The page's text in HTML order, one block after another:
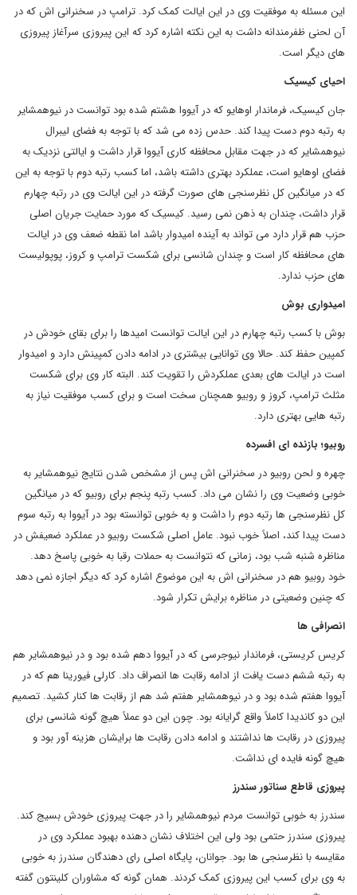
این مسئله به موفقیت وی در این ایالت کمک کرد. ترامپ در سخنرانی اش که در
آن لحنی ظفرمندانه داشت به این نکته اشاره کرد که این پیروزی سرآغاز پیروزی
های دیگر است.
احیای کیسیک
جان کیسیک، فرماندار اوهایو که در آیووا هشتم شده بود توانست در نیوهمشایر
به رتبه دوم دست پیدا کند. حدس زده می شد که با توجه به فضای لیبرال
نیوهمشایر که در جهت مقابل محافظه کاری آیووا قرار داشت و ایالتی نزدیک به
فضای اوهایو است، عملکرد بهتری داشته باشد، اما کسب رتبه دوم با توجه به این
که در میانگین کل نظرسنجی های صورت گرفته در این ایالت وی در رتبه چهارم
قرار داشت، چندان به ذهن نمی رسید. کیسیک که مورد حمایت جریان اصلی
حزب هم قرار دارد می تواند به آینده امیدوار باشد اما نقطه ضعف وی در ایالت
های محافظه کار است و چندان شانسی برای شکست ترامپ و کروز، پوپولیست
های حزب ندارد.
امیدواری بوش
بوش با کسب رتبه چهارم در این ایالت توانست امیدها را برای بقای خودش در
کمپین حفظ کند. حالا وی توانایی بیشتری در ادامه دادن کمپینش دارد و امیدوار
است در ایالت های بعدی عملکردش را تقویت کند. البته کار وی برای شکست
مثلث ترامپ، کروز و روبیو همچنان سخت است و برای کسب موفقیت نیاز به
رتبه هایی بهتری دارد.
روبیو؛ بازنده ای افسرده
چهره و لحن روبیو در سخنرانی اش پس از مشخص شدن نتایج نیوهمشایر به
خوبی وضعیت وی را نشان می داد. کسب رتبه پنجم برای روبیو که در میانگین
کل نظرسنجی ها رتبه دوم را داشت و به خوبی توانسته بود در آیووا به رتبه سوم
دست پیدا کند، اصلاً خوب نبود. عامل اصلی شکست روبیو در عملکرد ضعیفش در
مناظره شنبه شب بود، زمانی که نتوانست به حملات رقبا به خوبی پاسخ دهد.
خود روبیو هم در سخنرانی اش به این موضوع اشاره کرد که دیگر اجازه نمی دهد
که چنین وضعیتی در مناظره برایش تکرار شود.
انصرافی ها
کریس کریستی، فرماندار نیوجرسی که در آیووا دهم شده بود و در نیوهمشایر هم
به رتبه ششم دست یافت از ادامه رقابت ها انصراف داد. کارلی فیورینا هم که در
آیووا هفتم شده بود و در نیوهمشایر هفتم شد هم از رقابت ها کنار کشید. تصمیم
این دو کاندیدا کاملاً واقع گرایانه بود. چون این دو عملاً هیچ گونه شانسی برای
پیروزی در رقابت ها نداشتند و ادامه دادن رقابت ها برایشان هزینه آور بود و
هیچ گونه فایده ای نداشت.
پیروزی قاطع سناتور سندرز
سندرز به خوبی توانست مردم نیوهمشایر را در جهت پیروزی خودش بسیج کند.
پیروزی سندرز حتمی بود ولی این اختلاف نشان دهنده بهبود عملکرد وی در
مقایسه با نظرسنجی ها بود. جوانان، پایگاه اصلی رای دهندگان سندرز به خوبی
به وی برای کسب این پیروزی کمک کردند. همان گونه که مشاوران کلینتون گفته